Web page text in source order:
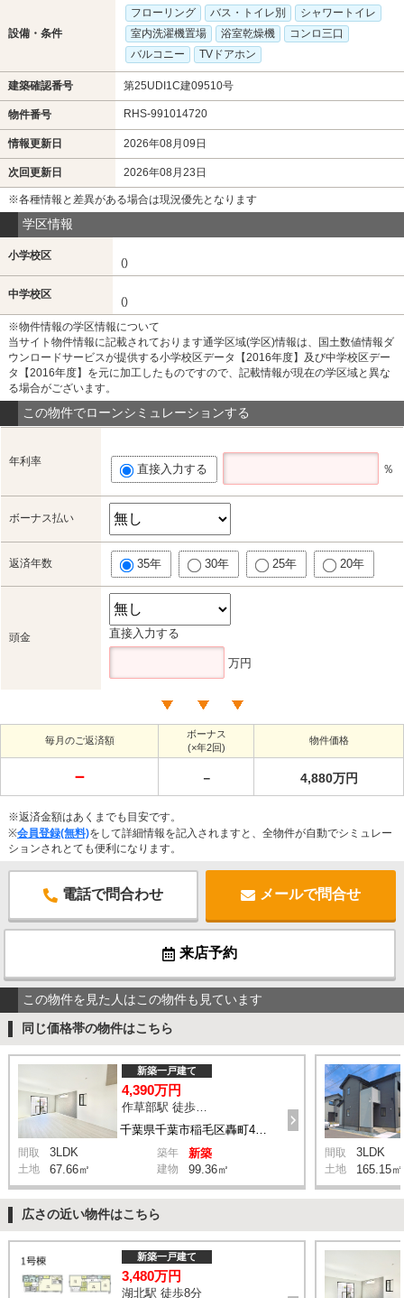
設備・条件
フローリング バス・トイレ別
シャワートイレ
室内洗濯機置場
浴室乾燥機
コンロ三口
バルコニー
TVドアホン
建築確認番号 第25UDI1C建09510号
物件番号 RHS-991014720
情報更新日 2026年08月09日
次回更新日 2026年08月23日
※各種情報と差異がある場合は現況優先となります
学区情報
小学校区
()
中学校区
()
※物件情報の学区情報について
当サイト物件情報に記載されております通学区域(学区)情報は、国土数値情報ダ
ウンロードサービスが提供する小学校区データ【2016年度】及び中学校区デー
タ【2016年度】を元に加工したものですので、記載情報が現在の学区域と異な
る場合がございます。
この物件でローンシミュレーションする
年利率
直接入力する ％
ボーナス払い
返済年数 35年 30年 25年 20年
頭金 直接入力する
万円
毎月のご返済額
ボーナス
(×年2回)
物件価格
－ － 4,880万円
※返済金額はあくまでも目安です。
※会員登録(無料)をして詳細情報を記入されますと、全物件が自動でシミュレー
ションされとても便利になります。
電話で問合わせ メールで問合せ
来店予約
この物件を見た人はこの物件も見ています
同じ価格帯の物件はこちら
新築一戸建て
4,390万円
間取 3LDK 築年 新築
土地 67.66㎡ 建物 99.36㎡
間取 3LDK
土地 165.15㎡
広さの近い物件はこちら
新築一戸建て
3,480万円
湖北駅 徒歩8分